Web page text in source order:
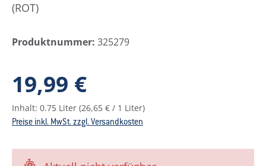
(ROT)
Produktnummer: 325279
Regulärer Preis:
19,99 €
Inhalt: 0.75 Liter (26,65 € / 1 Liter)
Preise inkl. MwSt. zzgl. Versandkosten